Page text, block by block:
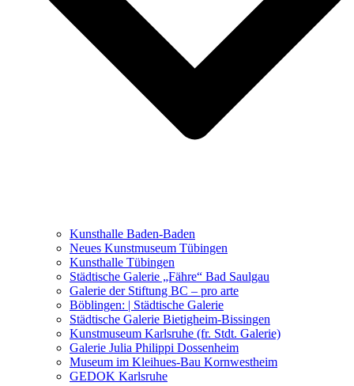
Was seither geschah
Kunstwettbewerbe, Ausschreibungen für Künstler
Kunsthalle Baden-Baden
Neues Kunstmuseum Tübingen
Kunsthalle Tübingen
Städtische Galerie „Fähre“ Bad Saulgau
Galerie der Stiftung BC – pro arte
Böblingen: | Städtische Galerie
Städtische Galerie Bietigheim-Bissingen
Kunstmuseum Karlsruhe (fr. Stdt. Galerie)
Galerie Julia Philippi Dossenheim
Museum im Kleihues-Bau Kornwestheim
GEDOK Karlsruhe